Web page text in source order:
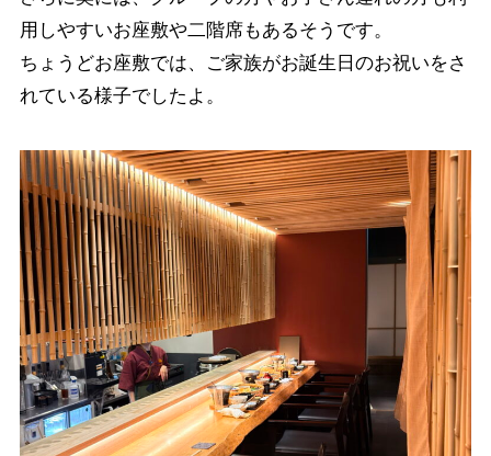
用しやすいお座敷や二階席もあるそうです。
ちょうどお座敷では、ご家族がお誕生日のお祝いをさ
れている様子でしたよ。